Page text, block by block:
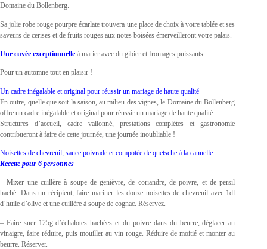
Domaine du Bollenberg.
Sa jolie robe rouge pourpre écarlate trouvera une place de choix à votre tablée et ses
saveurs de cerises et de fruits rouges aux notes boisées émerveilleront votre palais.
Une cuvée exceptionnelle à marier avec du gibier et fromages puissants.
Pour un automne tout en plaisir !
Un cadre inégalable et original pour réussir un mariage de haute qualité
En outre, quelle que soit la saison, au milieu des vignes, le Domaine du Bollenberg
offre un cadre inégalable et original pour réussir un mariage de haute qualité.
Structures d’accueil, cadre vallonné, prestations complètes et gastronomie
contribueront à faire de cette journée, une journée inoubliable !
Noisettes de chevreuil, sauce poivrade et compotée de quetsche à la cannelle
Recette pour 6 personnes
– Mixer une cuillère à soupe de genièvre, de coriandre, de poivre, et de persil
haché. Dans un récipient, faire mariner les douze noisettes de chevreuil avec 1dl
d’huile d’olive et une cuillère à soupe de cognac. Réservez.
– Faire suer 125g d’échalotes hachées et du poivre dans du beurre, déglacer au
vinaigre, faire réduire, puis mouiller au vin rouge. Réduire de moitié et monter au
beurre. Réserver.